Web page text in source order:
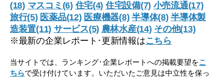
(18) マスコミ(6) 住宅(4) 住宅設備(7) 小売流通(17)
旅行(5) 医薬品(12) 医療機器(8) 半導体(8) 半導体製
造装置(11) サービス(5) 農林水産(14) その他(13)
※最新の企業レポート･更新情報はこちら
当サイトでは、ランキング･企業レポートへの掲載要望をこ
ちらで受け付けています。いただいたご意見は中立性を保っ